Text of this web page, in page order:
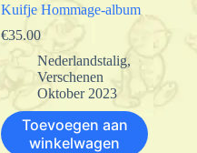
Kuifje Hommage-album
€35.00
Nederlandstalig,
Verschenen
Oktober 2023
Toevoegen aan
winkelwagen